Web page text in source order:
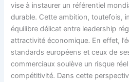
vise à instaurer un référentiel
durable. Cette ambition, toutefois,
équilibre délicat entre leadership
attractivité économique. En effet,
standards européens et ceux de
commerciaux soulève un risque réel
compétitivité. Dans cette